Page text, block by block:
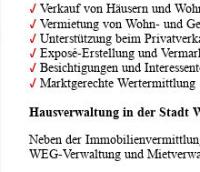
✓ Verkauf von Häusern und
✓ Vermietung von Wohn- und
✓ Unterstützung beim
✓ Exposé-Erstellung und
✓ Besichtigungen und
✓ Marktgerechte Wertermittlung
Hausverwaltung in der Stadt
Neben der
WEG-Verwaltung und